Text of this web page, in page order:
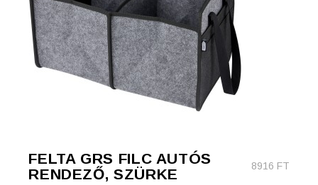
FELTA GRS FILC AUTÓS
RENDEZŐ, SZÜRKE
8916 FT